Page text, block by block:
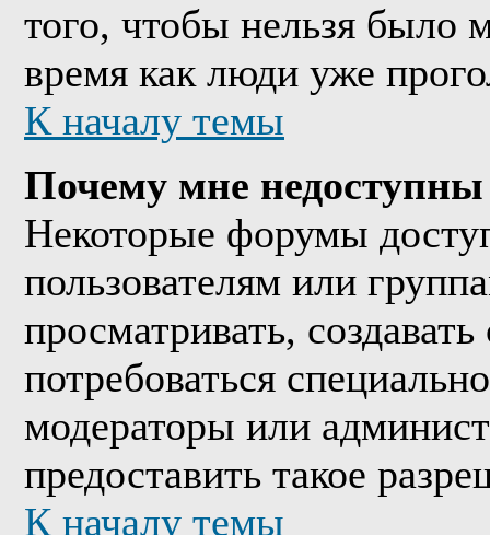
того, чтобы нельзя было
время как люди уже
К началу темы
Почему мне
Некоторые форумы
пользователям или
просматривать,
потребоваться
модераторы или
предоставить такое
К началу темы